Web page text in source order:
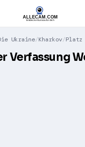
Ukraine Kharkov Platz
Verfassung